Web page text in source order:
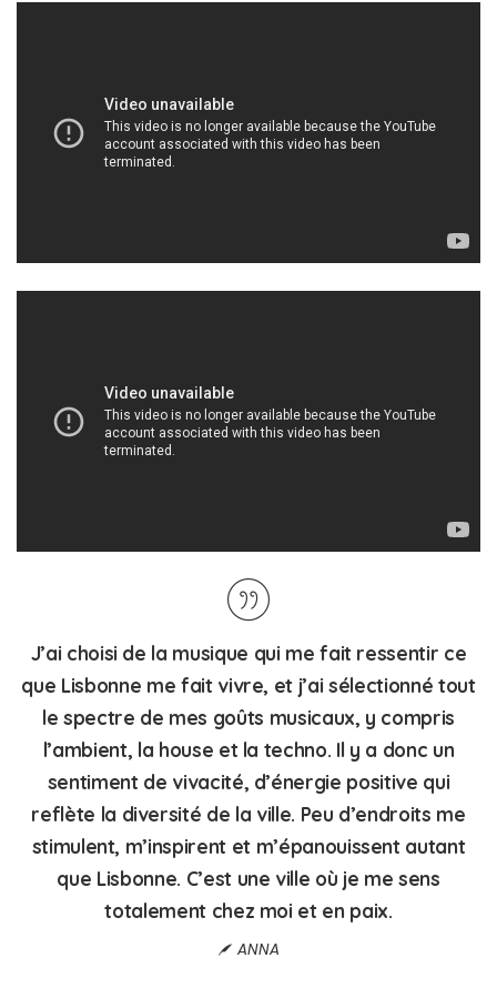
J’ai choisi de la musique qui me fait ressentir ce
que Lisbonne me fait vivre, et j’ai sélectionné tout
le spectre de mes goûts musicaux, y compris
l’ambient, la house et la techno. Il y a donc un
sentiment de vivacité, d’énergie positive qui
reflète la diversité de la ville. Peu d’endroits me
stimulent, m’inspirent et m’épanouissent autant
que Lisbonne. C’est une ville où je me sens
totalement chez moi et en paix.
ANNA